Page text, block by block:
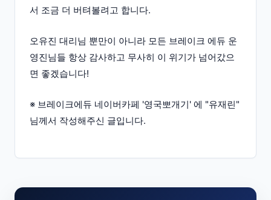
서 조금 더 버텨볼려고 합니다.
오유진 대리님 뿐만이 아니라 모든 브레이크 에듀 운
영진님들 항상 감사하고 무사히 이 위기가 넘어갔으
면 좋겠습니다!
※ 브레이크에듀 네이버카페 '영국뽀개기' 에 "유재린"
님께서 작성해주신 글입니다.